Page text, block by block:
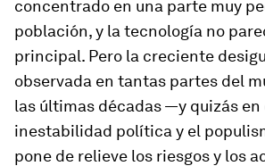
concentrado en una parte muy
población, y la tecnología no
principal. Pero la creciente
observada en tantas partes del
las últimas décadas —y quizás
inestabilidad política y el
pone de relieve los riesgos y los